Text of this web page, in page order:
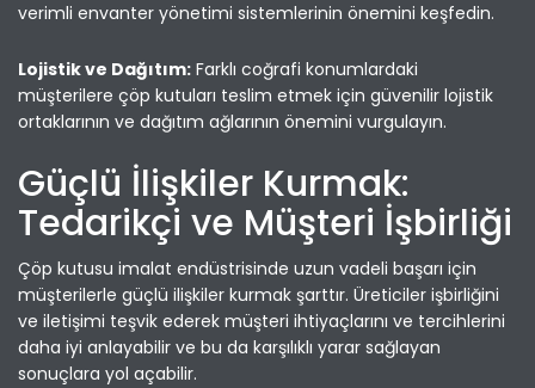
verimli envanter yönetimi sistemlerinin önemini keşfedin.
Lojistik ve Dağıtım: Farklı coğrafi konumlardaki
müşterilere çöp kutuları teslim etmek için güvenilir lojistik
ortaklarının ve dağıtım ağlarının önemini vurgulayın.
Güçlü İlişkiler Kurmak:
Tedarikçi ve Müşteri İşbirliği
Çöp kutusu imalat endüstrisinde uzun vadeli başarı için
müşterilerle güçlü ilişkiler kurmak şarttır. Üreticiler işbirliğini
ve iletişimi teşvik ederek müşteri ihtiyaçlarını ve tercihlerini
daha iyi anlayabilir ve bu da karşılıklı yarar sağlayan
sonuçlara yol açabilir.